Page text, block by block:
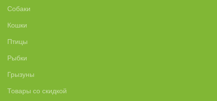
Собаки
Кошки
Птицы
Рыбки
Грызуны
Товары со скидкой